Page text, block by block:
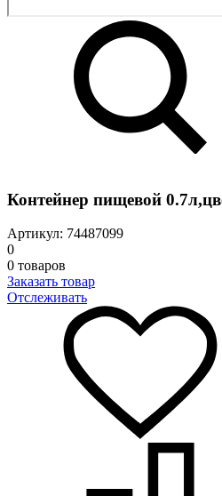
Контейнер пищевой
Артикул: 74487099
0
0 товаров
Заказать товар
Отслеживать